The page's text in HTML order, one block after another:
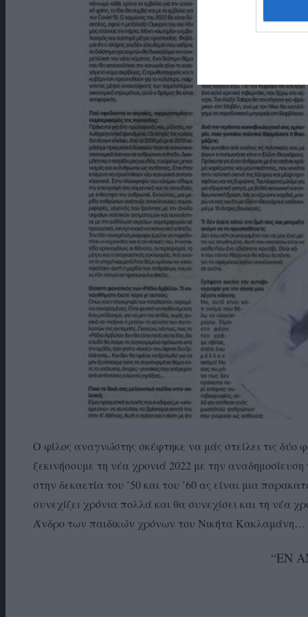
Ο φίλος αναγνώστης σκέφτηκε να μάς στείλει τις δύο
ξεκινήσουμε τη νέα χρονιά 2022 με την
στην δεκαετία του ’50 και του ’60 ας είναι μια
συνεχίζει χρόνια πολλά και θα συνεχίσει και τη νέα
Άνδρο των παιδικών χρόνων του Νικήτα Κακλαμάνη…
“ΕΝ